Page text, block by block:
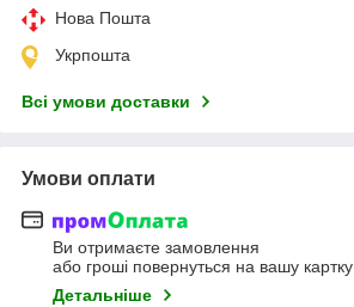
Нова Пошта
Укрпошта
Всі умови доставки
Умови оплати
Ви отримаєте замовлення
або гроші повернуться на вашу картку
Детальніше